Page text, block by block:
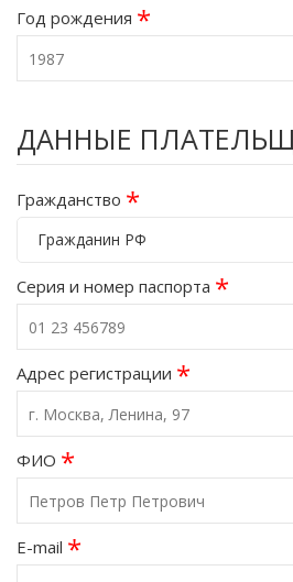
Год рождения *
ДАННЫЕ
Гражданство *
Гражданин РФ
Серия и номер паспорта *
Адрес регистрации *
ФИО *
E-mail *